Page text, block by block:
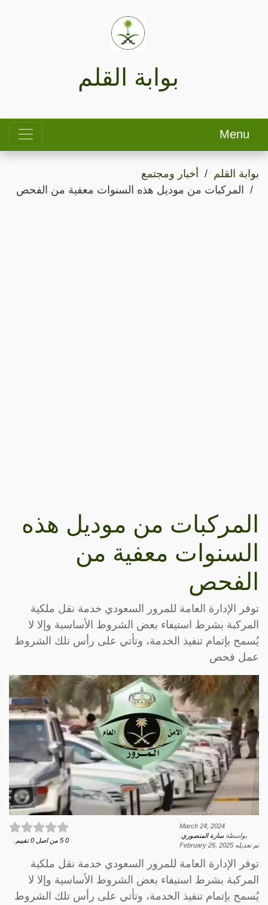
بوابة القلم
Menu
بوابة القلم
أخبار ومجتمع
المركبات من موديل هذه السنوات معفية من الفحص
المركبات من موديل هذه
السنوات معفية من
الفحص
توفر الإدارة العامة للمرور السعودي خدمة نقل ملكية
المركبة بشرط استيفاء بعض الشروط الأساسية وإلا لا
يُسمح بإتمام تنفيذ الخدمة، وتأتي على رأس تلك الشروط
عمل فحص
March 24, 2024
بواسطةسارة المنصوري
تم تعديله February 26, 2025
0
5 من اصل 0 تقييم.
توفر الإدارة العامة للمرور السعودي خدمة نقل ملكية
المركبة بشرط استيفاء بعض الشروط الأساسية وإلا لا
يُسمح بإتمام تنفيذ الخدمة، وتأتي على رأس تلك الشروط